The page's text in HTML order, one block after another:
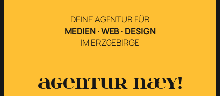
DEINE AGENTUR FÜR
MEDIEN · WEB · DESIGN
IM ERZGEBIRGE
Agentur næy!